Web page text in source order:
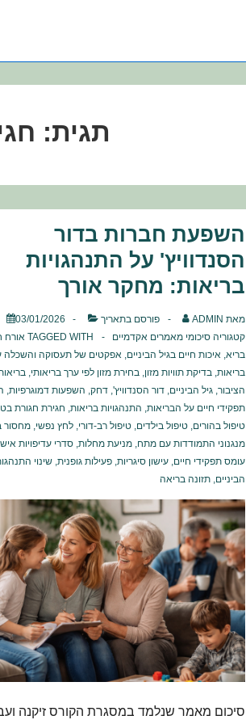
תגית:
השפעת חברות בדור
הסנדוויץ' על התנהגויות
בריאות: מחקר אורך
מאת ADMIN פורסם בתאריך
03/01/2026
קטגוריה סיכומי מאמרים אקדמיים TAGGED WITH אורח
בריא, איכות חיים בגיל הביניים, אפקטים של תעסוקה והשכלה
בריאות, בדיקת תוויות מזון, בחירת מזון לפי ערך בריאותי,
הציבור, גיל הביניים, דור הסנדוויץ', דחק, השפעות דמוגרפיות,
תפקידי חיים על הבריאות, התנהגויות בריאות, חגירת חגורת
טיפול בהורים, טיפול בילדים, טיפול רב-דורי, לחץ נפשי, מחסור
מנגנוני התמודדות עם מתח, מניעת מחלות, סדרי עדיפויות
עומס תפקידי חיים, עישון סיגריות, פעילות גופנית, שינוי
הביניים, תזונה בריאה
סיכום מאמר שנלמד במסגרת הקורס זיקנה